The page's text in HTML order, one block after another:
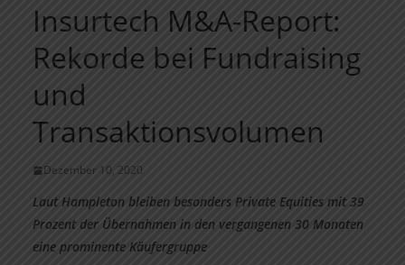
Insurtech M&A-Report:
Rekorde bei Fundraising
und
Transaktionsvolumen
Dezember 10, 2020
Laut Hampleton bleiben besonders Private Equities mit 39
Prozent der Übernahmen in den vergangenen 30 Monaten
eine prominente Käufergruppe